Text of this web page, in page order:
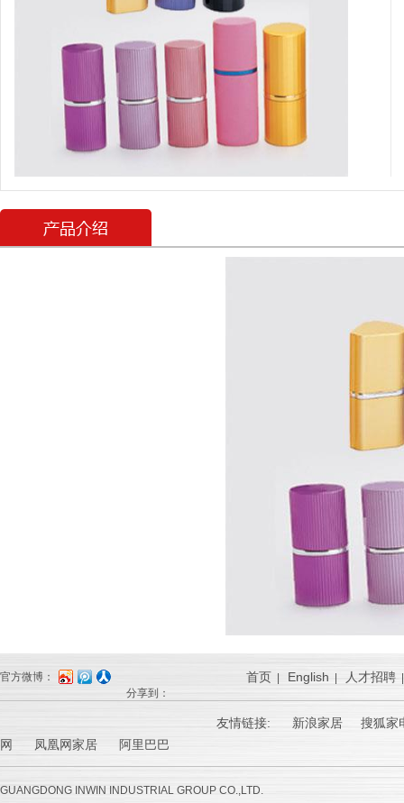
官方微博：
分享到：
首页 English 人才招聘
友情链接: 新浪家居 搜狐家
网 凤凰网家居 阿里巴巴
GUANGDONG INWIN INDUSTRIAL GROUP CO.,LTD.